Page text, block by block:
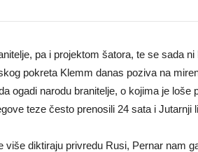
pa i projektom šatora, te se sada
pokreta Klemm danas poziva na
ogadi narodu branitelje, o kojima je loše
teze često prenosili 24 sata i Jutarnji
više diktiraju privredu Rusi, Pernar nam